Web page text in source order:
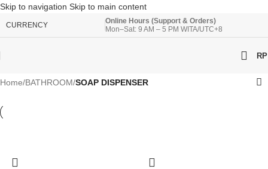
Skip to navigation Skip to main content
CURRENCY
Online Hours (Support & Orders)
Mon–Sat: 9 AM – 5 PM WITA/UTC+8
RP
Home/BATHROOM/SOAP DISPENSER